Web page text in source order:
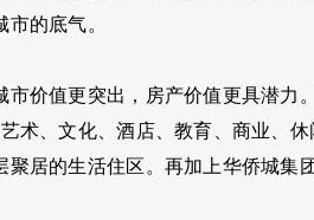
的底气。
价值更突出，房产价值更具潜力
术、文化、酒店、教育、商业、
居的生活住区。再加上华侨城集